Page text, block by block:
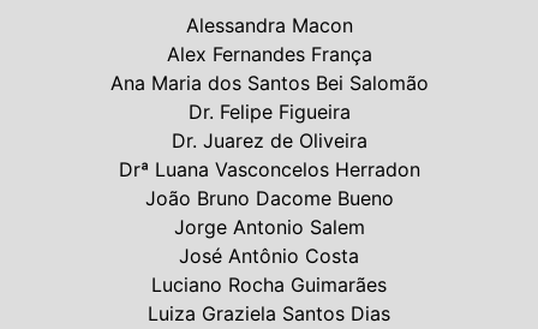
Alessandra Macon
Alex Fernandes França
Ana Maria dos Santos Bei Salomão
Dr. Felipe Figueira
Dr. Juarez de Oliveira
Drª Luana Vasconcelos Herradon
João Bruno Dacome Bueno
Jorge Antonio Salem
José Antônio Costa
Luciano Rocha Guimarães
Luiza Graziela Santos Dias